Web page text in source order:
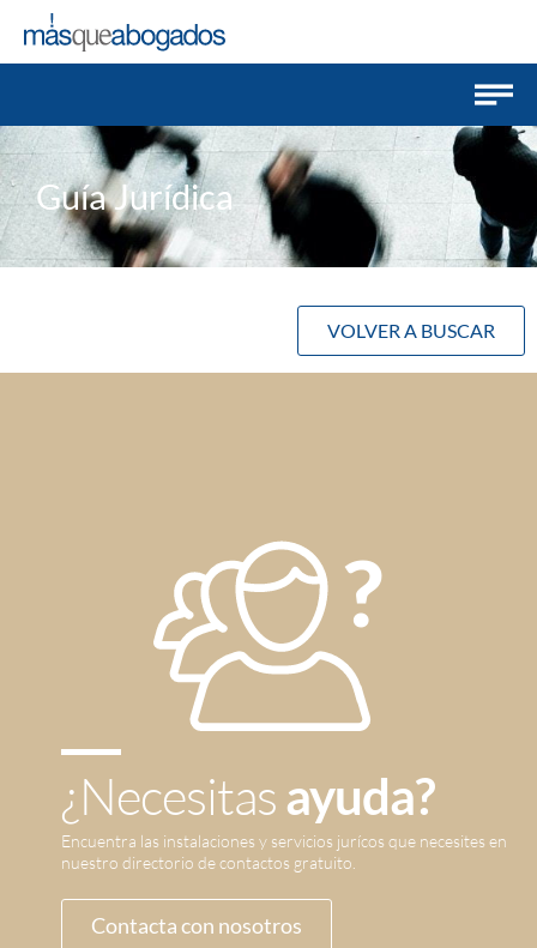
Guía Jurídica
VOLVER A BUSCAR
¿Necesitasayuda?
Encuentra las instalaciones y servicios jurícos que necesites en
nuestro directorio de contactos gratuito.
Contacta con nosotros